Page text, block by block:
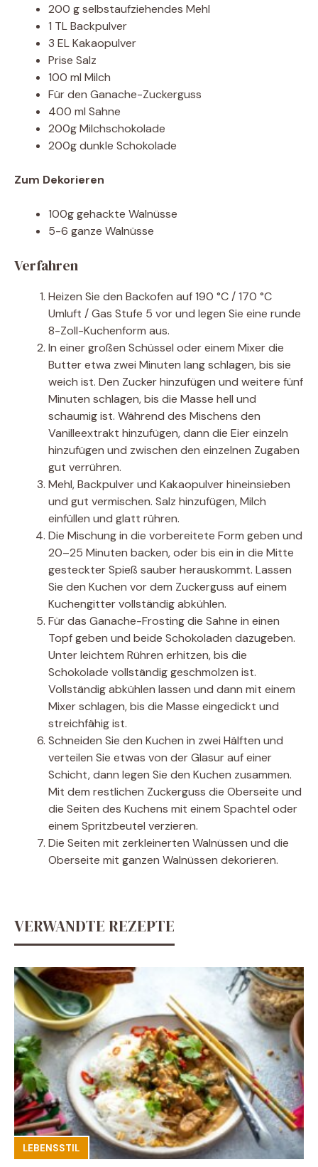
200 g selbstaufziehendes Mehl
1 TL Backpulver
3 EL Kakaopulver
Prise Salz
100 ml Milch
Für den Ganache-Zuckerguss
400 ml Sahne
200g Milchschokolade
200g dunkle Schokolade
Zum Dekorieren
100g gehackte Walnüsse
5-6 ganze Walnüsse
Verfahren
Heizen Sie den Backofen auf 190 °C / 170 °C
Umluft / Gas Stufe 5 vor und legen Sie eine runde
8-Zoll-Kuchenform aus.
In einer großen Schüssel oder einem Mixer die
Butter etwa zwei Minuten lang schlagen, bis sie
weich ist. Den Zucker hinzufügen und weitere fünf
Minuten schlagen, bis die Masse hell und
schaumig ist. Während des Mischens den
Vanilleextrakt hinzufügen, dann die Eier einzeln
hinzufügen und zwischen den einzelnen Zugaben
gut verrühren.
Mehl, Backpulver und Kakaopulver hineinsieben
und gut vermischen. Salz hinzufügen, Milch
einfüllen und glatt rühren.
Die Mischung in die vorbereitete Form geben und
20–25 Minuten backen, oder bis ein in die Mitte
gesteckter Spieß sauber herauskommt. Lassen
Sie den Kuchen vor dem Zuckerguss auf einem
Kuchengitter vollständig abkühlen.
Für das Ganache-Frosting die Sahne in einen
Topf geben und beide Schokoladen dazugeben.
Unter leichtem Rühren erhitzen, bis die
Schokolade vollständig geschmolzen ist.
Vollständig abkühlen lassen und dann mit einem
Mixer schlagen, bis die Masse eingedickt und
streichfähig ist.
Schneiden Sie den Kuchen in zwei Hälften und
verteilen Sie etwas von der Glasur auf einer
Schicht, dann legen Sie den Kuchen zusammen.
Mit dem restlichen Zuckerguss die Oberseite und
die Seiten des Kuchens mit einem Spachtel oder
einem Spritzbeutel verzieren.
Die Seiten mit zerkleinerten Walnüssen und die
Oberseite mit ganzen Walnüssen dekorieren.
VERWANDTE REZEPTE
LEBENSSTIL